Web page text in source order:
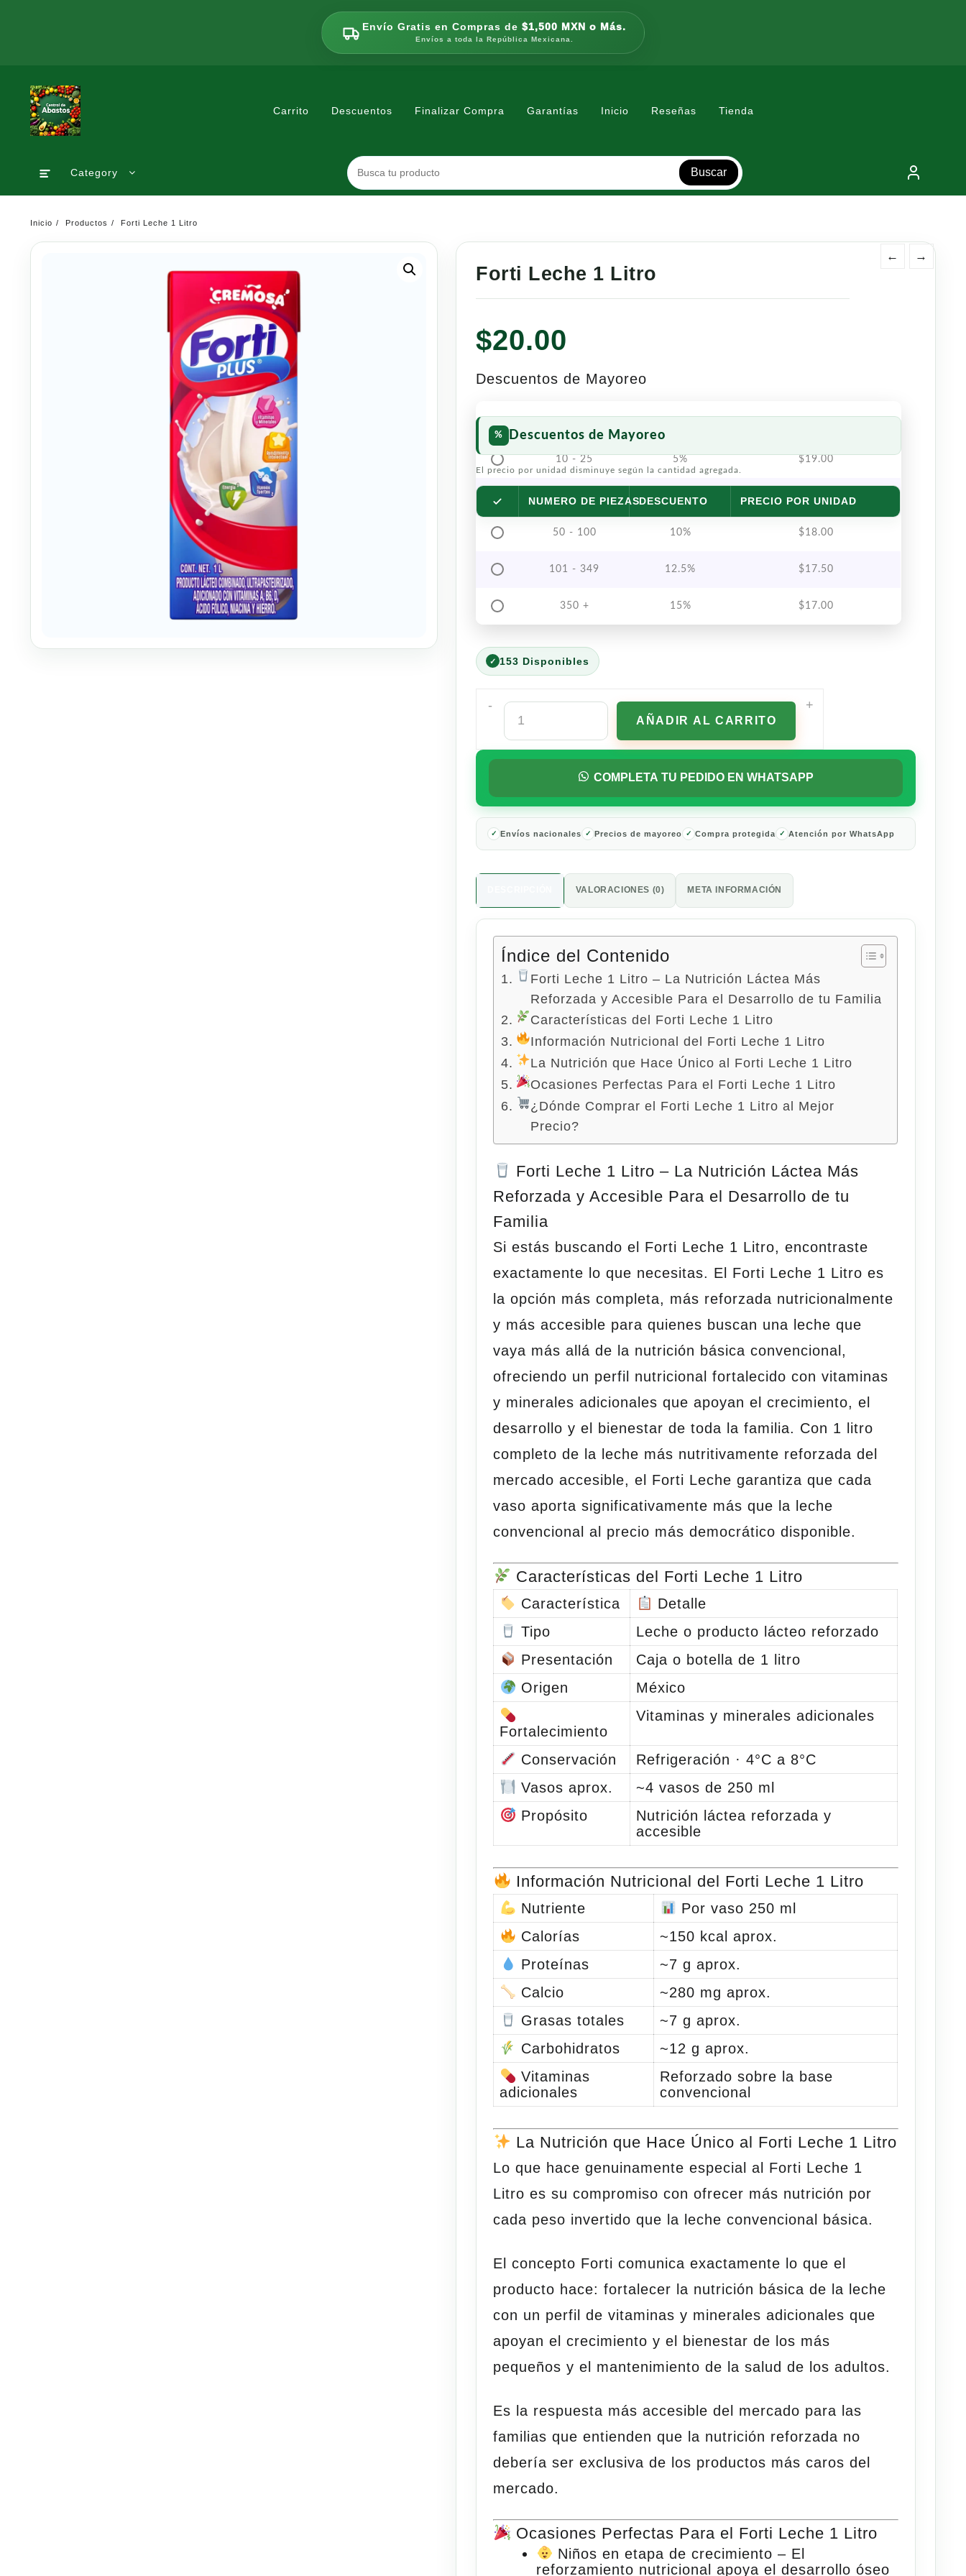
Envío Gratis en Compras de $1,500 MXN o Más.
Envíos a toda la República Mexicana.
Carrito Descuentos Finalizar Compra Garantías Inicio Reseñas Tienda
Category Buscar
Inicio Productos Forti Leche 1 Litro
← →
Forti Leche 1 Litro
$20.00
Descuentos de Mayoreo
Descuentos de Mayoreo
El precio por unidad disminuye según la cantidad agregada.
NUMERO DE PIEZASDESCUENTO PRECIO POR UNIDAD
10 - 25 5% $19.00
26 - 49 7.5% $18.50
50 - 100 10% $18.00
101 - 349 12.5% $17.50
350 + 15% $17.00
153 Disponibles
-
Forti
Leche
1
Litro
AÑADIR AL CARRITO
+
COMPLETA TU PEDIDO EN WHATSAPP
Envíos nacionales Precios de mayoreo Compra protegida Atención por WhatsApp
VALORACIONES (0) META INFORMACIÓN
Índice del Contenido
Forti Leche 1 Litro – La Nutrición Láctea Más
Reforzada y Accesible Para el Desarrollo de tu Familia
Características del Forti Leche 1 Litro
Información Nutricional del Forti Leche 1 Litro
La Nutrición que Hace Único al Forti Leche 1 Litro
Ocasiones Perfectas Para el Forti Leche 1 Litro
¿Dónde Comprar el Forti Leche 1 Litro al Mejor
Precio?
Forti Leche 1 Litro – La Nutrición Láctea Más
Reforzada y Accesible Para el Desarrollo de tu
Familia
Si estás buscando el Forti Leche 1 Litro, encontraste
exactamente lo que necesitas. El Forti Leche 1 Litro es
la opción más completa, más reforzada nutricionalmente
y más accesible para quienes buscan una leche que
vaya más allá de la nutrición básica convencional,
ofreciendo un perfil nutricional fortalecido con vitaminas
y minerales adicionales que apoyan el crecimiento, el
desarrollo y el bienestar de toda la familia. Con 1 litro
completo de la leche más nutritivamente reforzada del
mercado accesible, el Forti Leche garantiza que cada
vaso aporta significativamente más que la leche
convencional al precio más democrático disponible.
Características del Forti Leche 1 Litro
Característica
Detalle
Tipo
Leche o producto lácteo reforzado
Presentación
Caja o botella de 1 litro
Origen
México
Fortalecimiento
Vitaminas y minerales adicionales
Conservación
Refrigeración · 4°C a 8°C
Vasos aprox.
~4 vasos de 250 ml
Propósito
Nutrición láctea reforzada y
accesible
Información Nutricional del Forti Leche 1 Litro
Nutriente
Por vaso 250 ml
Calorías
~150 kcal aprox.
Proteínas
~7 g aprox.
Calcio
~280 mg aprox.
Grasas totales
~7 g aprox.
Carbohidratos
~12 g aprox.
Vitaminas
adicionales
Reforzado sobre la base
convencional
La Nutrición que Hace Único al Forti Leche 1 Litro
Lo que hace genuinamente especial al Forti Leche 1
Litro es su compromiso con ofrecer más nutrición por
cada peso invertido que la leche convencional básica.
El concepto Forti comunica exactamente lo que el
producto hace: fortalecer la nutrición básica de la leche
con un perfil de vitaminas y minerales adicionales que
apoyan el crecimiento y el bienestar de los más
pequeños y el mantenimiento de la salud de los adultos.
Es la respuesta más accesible del mercado para las
familias que entienden que la nutrición reforzada no
debería ser exclusiva de los productos más caros del
mercado.
Ocasiones Perfectas Para el Forti Leche 1 Litro
Niños en etapa de crecimiento – El
reforzamiento nutricional apoya el desarrollo óseo